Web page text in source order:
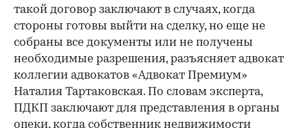
такой договор заключают в случаях, когда
стороны готовы выйти на сделку, но еще не
собраны все документы или не получены
необходимые разрешения, разъясняет адвокат
коллегии адвокатов «Адвокат Премиум»
Наталия Тартаковская. По словам эксперта,
ПДКП заключают для представления в органы
опеки, когда собственник недвижимости